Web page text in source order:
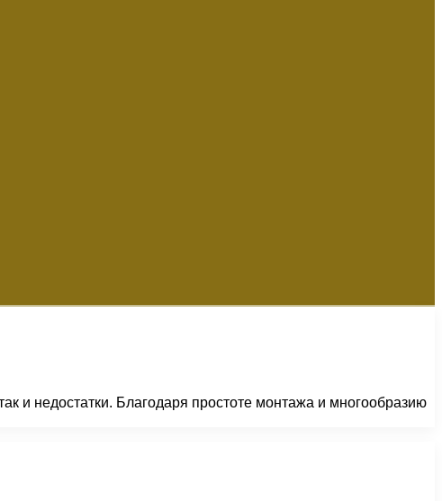
и недостатки. Благодаря простоте монтажа и многообразию